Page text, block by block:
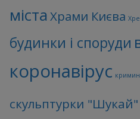
міста Храми Києва
будинки і споруди
коронавірус
скульптурки "Шукай"